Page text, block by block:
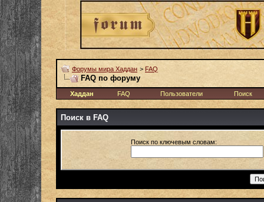
Форумы мира Хаддан > FAQ
FAQ по форуму
Хаддан FAQ Пользователи Поиск
Поиск в FAQ
Поиск по ключевым словам: